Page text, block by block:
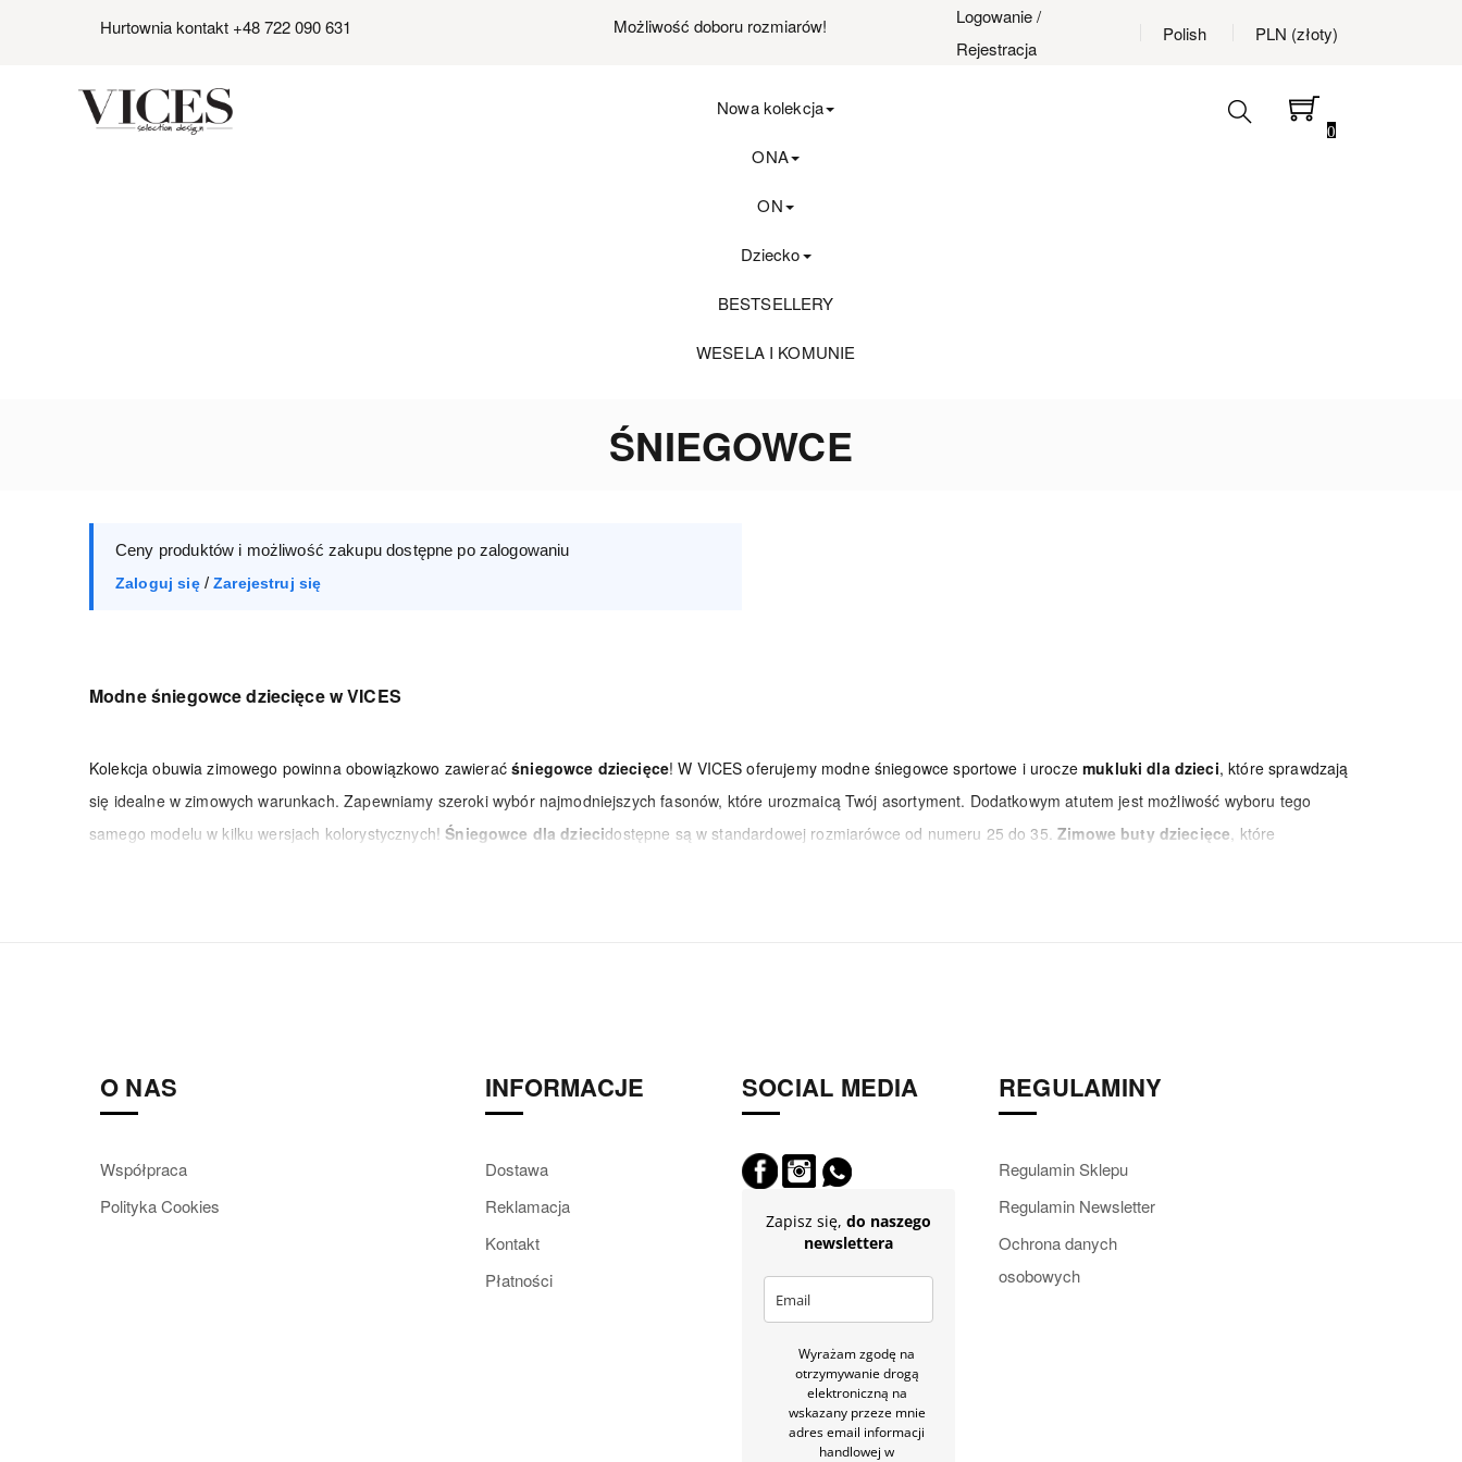
Hurtownia kontakt +48 722 090 631 Możliwość doboru rozmiarów! Logowanie /
Rejestracja
Polish PLN (złoty)
Nowa kolekcja
ONA
ON
Dziecko
BESTSELLERY
WESELA I KOMUNIE
0
ŚNIEGOWCE
Ceny produktów i możliwość zakupu dostępne po zalogowaniu
Zaloguj się/Zarejestruj się
Modne śniegowce dziecięce w VICES
Kolekcja obuwia zimowego powinna obowiązkowo zawieraćśniegowce dziecięce! W VICES oferujemy modne śniegowce sportowe i uroczemukluki dla dzieci, które sprawdzają
się idealne w zimowych warunkach. Zapewniamy szeroki wybór najmodniejszych fasonów, które urozmaicą Twój asortyment. Dodatkowym atutem jest możliwość wyboru tego
samego modelu w kilku wersjach kolorystycznych!Śniegowce dla dziecidostępne są w standardowej rozmiarówce od numeru 25 do 35.Zimowe buty dziecięce , które
Śniegowce dla dziewczynki często zdobione są cekinami, koralikami, brokatem. Na uwagę zasługują również dziecięce śniegowce na platformie. Sprawdź jeszcze ofertę
mrozem, a także wilgocią z zewnątrz. Komfort termiczny jest równie ważny co dopasowanie rozmiaru, zwłaszcza jeżeli chodzi o śniegowce i inne modele dziecięcego obuwia na
zimę. Polecamy sportowe śniegowce na grubej podeszwie z solidnym bieżnikiem, który zapewni stabilność.Śniegowce dla dzieci
a te z dodatkowym, elastycznym sznurowaniem w stylu moon boots to najchętniej wybierany model nie tylko wśród obuwia dziecięcego. Proponujemy
dziewczęce sięgające za kostkę do połowy łydki lub z nieco dłuższą cholewką, która często będzie zakończona troczkiem przy krawędzi. Skompletuj modny asortyment butów
O NAS
Współpraca
Polityka Cookies
INFORMACJE
Dostawa
Reklamacja
Kontakt
Płatności
SOCIAL MEDIA
Zapisz się, do naszego
newslettera
Wyrażam zgodę na
otrzymywanie drogą
elektroniczną na
wskazany przeze mnie
adres email informacji
handlowej w
REGULAMINY
Regulamin Sklepu
Regulamin Newsletter
Ochrona danych
osobowych